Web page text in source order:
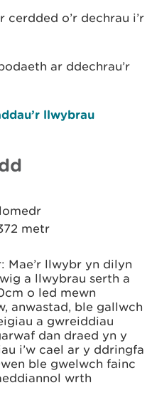
o’r dechrau i’r
ar ddechrau’r
llwybrau
metr
Mae’r llwybr yn dilyn
a llwybrau serth a
o led mewn
anwastad, ble gallwch
a gwreiddiau
dan draed yn y
i’w cael ar y ddringfa
ble gwelwch fainc
wrth